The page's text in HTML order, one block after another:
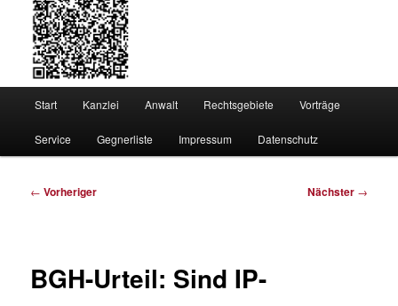
Start Kanzlei Anwalt Rechtsgebiete Vorträge
Service Gegnerliste Impressum Datenschutz
Beitragsnavigation
← Vorheriger Nächster →
BGH-Urteil: Sind IP-